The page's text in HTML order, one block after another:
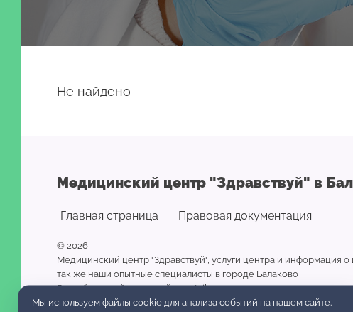
Не найдено
Медицинский центр "Здравствуй" в
Главная страница Правовая документация
© 2026
Медицинский центр "Здравствуй", услуги центра и информация о
так же наши опытные специалисты в городе Балаково
Разработка сайта и дизайн:revtail.ru
Мы используем файлы cookie для анализа событий на нашем сайте.